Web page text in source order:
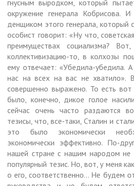
гнусным выродком, который
окружение генерала Кобрисова.
денщиком этого генерала, который
особист говорит: «Ну что,
преимуществах социализма?
коллективизацию-то, в колхозы
ему отвечает: «Убедила-убедила.
нас на всех на вас не хватило».
совершенно выражено. То есть
было, конечно, дикое голое
сейчас очень часто раздаются
тезисы, что, все-таки, Сталин и
это было экономически
экономически эффективно. По-
нашей стране с нашим народом не
популярный тезис. Но, вот, у меня
о его, соответственно… Не будем